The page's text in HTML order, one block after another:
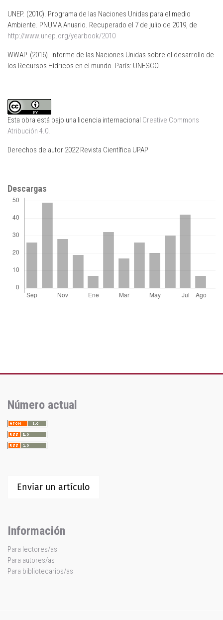
UNEP. (2010). Programa de las Naciones Unidas para el medio
Ambiente. PNUMA Anuario. Recuperado el 7 de julio de 2019, de
http://www.unep.org/yearbook/2010
WWAP. (2016). Informe de las Naciones Unidas sobre el desarrollo de
los Recursos Hídricos en el mundo. París: UNESCO.
Esta obra está bajo una licencia internacional Creative Commons
Atribución 4.0
Derechos de autor 2022 Revista Científica UPAP
Descargas
Número actual
Enviar un artículo
Información
Para lectores/as
Para autores/as
Para bibliotecarios/as